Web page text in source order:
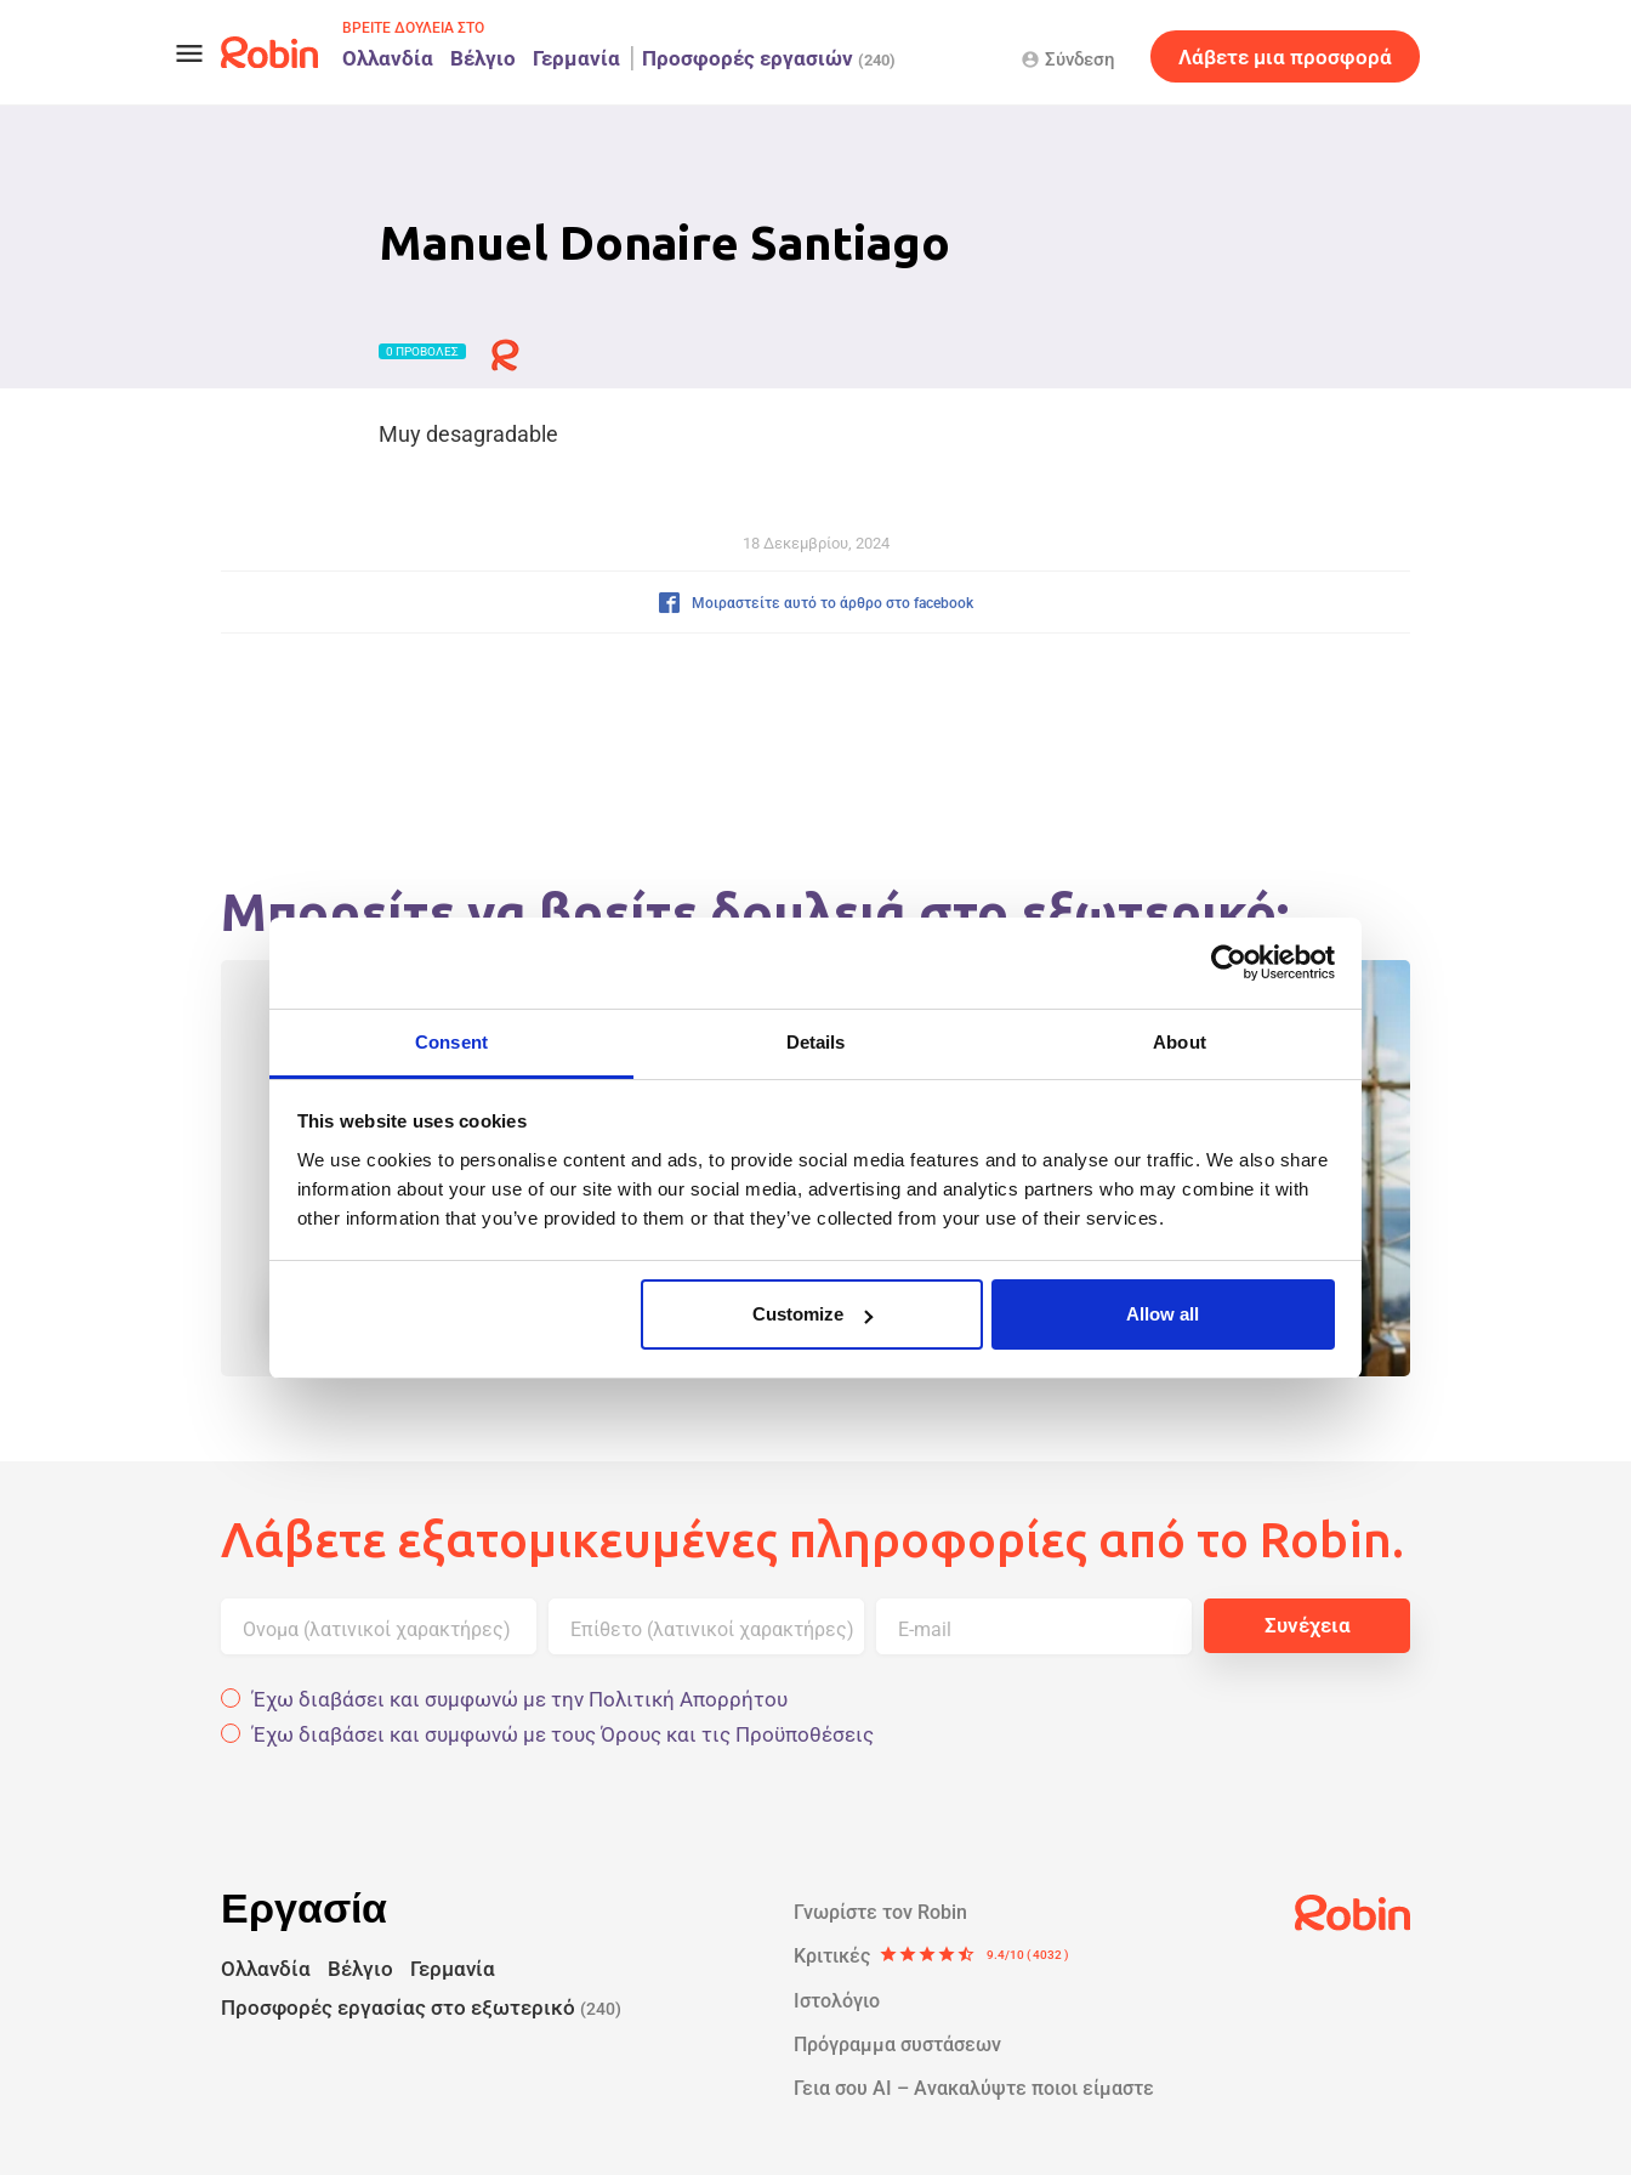
Consent Details About
This website uses cookies
We use cookies to personalise content and ads, to provide social media features and to analyse our traffic. We also share
information about your use of our site with our social media, advertising and analytics partners who may combine it with
other information that you’ve provided to them or that they’ve collected from your use of their services.
Customize Allow all
menu
ΒΡΕΊΤΕ ΔΟΥΛΕΙΆ ΣΤΟ
Ολλανδία Βέλγιο Γερμανία Προσφορές εργασιών (240) Λάβετε μια προσφορά
account_circle Σύνδεση
Manuel Donaire Santiago
0 ΠΡΟΒΟΛΈΣ
Muy desagradable
18 Δεκεμβρίου, 2024
Μοιραστείτε αυτό το άρθρο στο facebook
Μπορείτε να βρείτε δουλειά στο εξωτερικό;
Είστε σωματικά υγιής;
Έχετε κίνητρο για να εργαστείτε και να ζητήσετε με
ανθρώπους από διαφορετικές χώρες;
Έχετε κίνητρο να βγάζετε τουλάχιστον 1,750 ευρώ το
Το Ρόμπιν μπορεί να σας βοηθήσει να βρείτε
δουλειά στο εξωτερικό!
Λάβετε εξατομικευμένες πληροφορίες από το Robin.
Ονομα (λατινικοί χαρακτήρες) Επίθετο (λατινικοί χαρακτήρες) E-mail
Έχω διαβάσει και συμφωνώ με την Πολιτική Απορρήτου
Έχω διαβάσει και συμφωνώ με τους Όρους και τις Προϋποθέσεις
Εργασία
Ολλανδία Βέλγιο
Γερμανία
Προσφορές εργασίας στο εξωτερικό (240)
Γνωρίστε τον Robin
Κριτικές starstarstarstarstar_half 9.4/10 ( 4032 )
Ιστολόγιο
Πρόγραμμα συστάσεων
Γεια σου AI – Ανακαλύψτε ποιοι είμαστε